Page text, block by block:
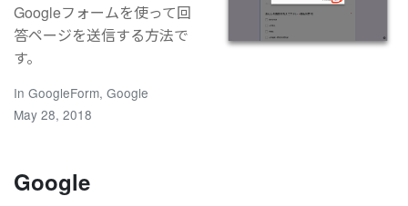
Googleフォームを使って回
答ページを送信する方法で
す。
In GoogleForm, Google
May 28, 2018
Google